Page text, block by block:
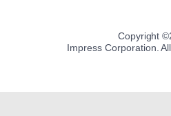
Copyright ©
Impress Corporation.